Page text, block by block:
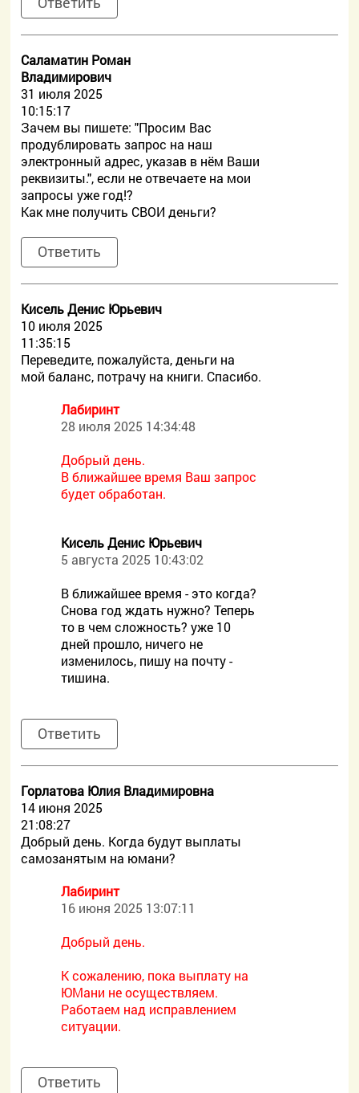
Саламатин Роман
Владимирович
31 июля 2025
10:15:17
Зачем вы пишете: "Просим Вас
продублировать запрос на наш
электронный адрес, указав в нём Ваши
реквизиты.", если не отвечаете на мои
запросы уже год!?
Как мне получить СВОИ деньги?
Ответить
Кисель Денис Юрьевич
10 июля 2025
11:35:15
Переведите, пожалуйста, деньги на
мой баланс, потрачу на книги. Спасибо.
Лабиринт
28 июля 2025 14:34:48
Добрый день.
В ближайшее время Ваш запрос
будет обработан.
Кисель Денис Юрьевич
5 августа 2025 10:43:02
В ближайшее время - это когда?
Снова год ждать нужно? Теперь
то в чем сложность? уже 10
дней прошло, ничего не
изменилось, пишу на почту -
тишина.
Ответить
Горлатова Юлия Владимировна
14 июня 2025
21:08:27
Добрый день. Когда будут выплаты
самозанятым на юмани?
Лабиринт
16 июня 2025 13:07:11
Добрый день.
К сожалению, пока выплату на
ЮМани не осуществляем.
Работаем над исправлением
ситуации.
Ответить